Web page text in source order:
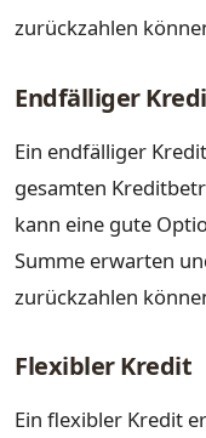
zurückzahlen
Endfälliger
Ein endfälliger
gesamten
kann eine gute
Summe erwarten
zurückzahlen
Flexibler Kredit
Ein flexibler Kredit